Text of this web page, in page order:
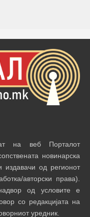
на веб Порталот
новинарска
од регионот
авторски права).
од условите е
со редакцијата на
уредник.